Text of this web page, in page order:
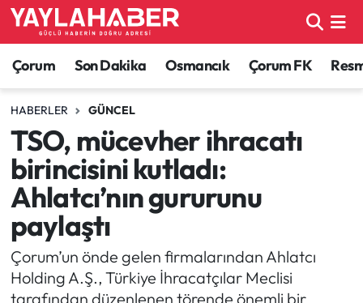
Çorum Son Dakika Osmancık Çorum FK
HABERLER GÜNCEL
TSO, mücevher ihracatı
birincisini kutladı:
Ahlatcı’nın gururunu
paylaştı
Çorum’un önde gelen firmalarından Ahlatcı
Holding A.Ş., Türkiye İhracatçılar Meclisi
tarafından düzenlenen törende önemli bir
Alaca Haberleri
Bayat Haberleri
Bilgi - Keşfet Haberleri
Bilim ve Teknoloji
Boğazkale Haberleri
Çorum Haberleri
Çorum Nöbetçi Eczaneler
Çorum Hava Durumu
Çorum Namaz Vakitleri
Çorum Trafik Yoğunluk Haritası
TFF 1.Lig Puan Durumu ve Fikstür
Tüm Manşetler